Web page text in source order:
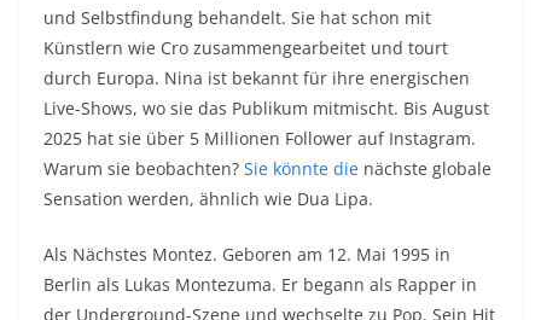
und Selbstfindung behandelt. Sie hat schon mit
Künstlern wie Cro zusammengearbeitet und tourt
durch Europa. Nina ist bekannt für ihre energischen
Live-Shows, wo sie das Publikum mitmischt. Bis August
2025 hat sie über 5 Millionen Follower auf Instagram.
Warum sie beobachten? Sie könnte die nächste globale
Sensation werden, ähnlich wie Dua Lipa.
Als Nächstes Montez. Geboren am 12. Mai 1995 in
Berlin als Lukas Montezuma. Er begann als Rapper in
der Underground-Szene und wechselte zu Pop. Sein Hit